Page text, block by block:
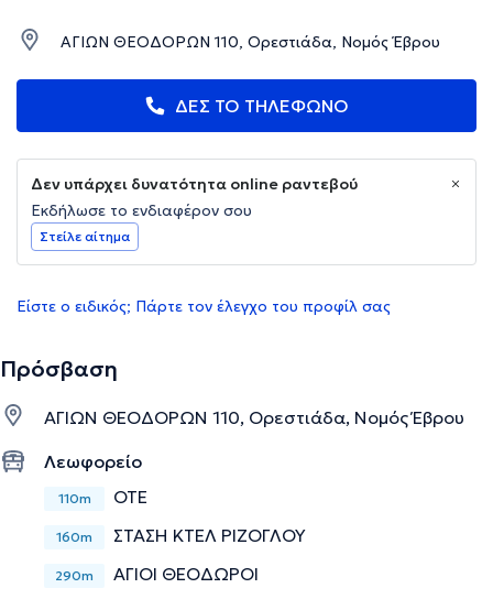
ΑΓΙΩΝ ΘΕΟΔΟΡΩΝ 110, Ορεστιάδα, Νομός Έβρου
ΔΕΣ ΤΟ ΤΗΛΕΦΩΝΟ
Δεν υπάρχει δυνατότητα online ραντεβού
Εκδήλωσε το ενδιαφέρον σου
Στείλε αίτημα
Είστε ο ειδικός; Πάρτε τον έλεγχο του προφίλ σας
Πρόσβαση
ΑΓΙΩΝ ΘΕΟΔΟΡΩΝ 110, Ορεστιάδα, Νομός Έβρου
Λεωφορείο
110m ΟΤΕ
160m ΣΤΑΣΗ ΚΤΕΛ ΡΙΖΟΓΛΟΥ
290m ΑΓΙΟΙ ΘΕΟΔΩΡΟΙ